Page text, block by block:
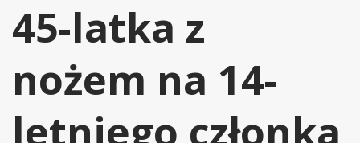
45-latka z
nożem na 14-
letniego członka